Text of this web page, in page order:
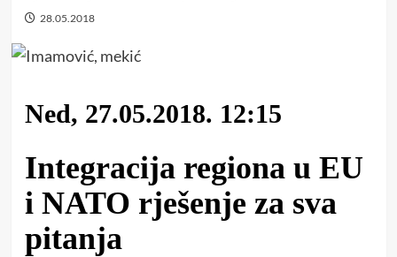
28.05.2018
Ned, 27.05.2018. 12:15
Integracija regiona u EU
i NATO rješenje za sva
pitanja